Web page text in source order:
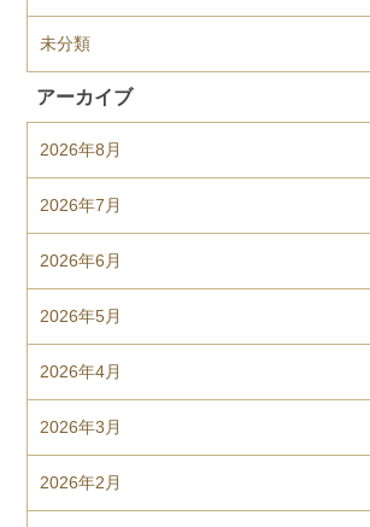
未分類
アーカイブ
2026年8月
2026年7月
2026年6月
2026年5月
2026年4月
2026年3月
2026年2月